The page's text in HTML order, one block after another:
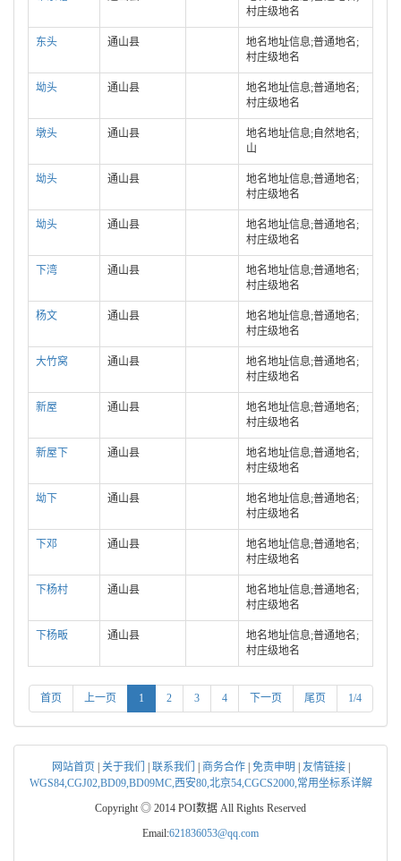
村庄级地名
东头 通山县
地名地址信息;普通地名;
村庄级地名
坳头 通山县
地名地址信息;普通地名;
村庄级地名
墩头 通山县
地名地址信息;自然地名;
山
坳头 通山县
地名地址信息;普通地名;
村庄级地名
坳头 通山县
地名地址信息;普通地名;
村庄级地名
下湾 通山县
地名地址信息;普通地名;
村庄级地名
杨文 通山县
地名地址信息;普通地名;
村庄级地名
大竹窝 通山县
地名地址信息;普通地名;
村庄级地名
新屋 通山县
地名地址信息;普通地名;
村庄级地名
新屋下 通山县
地名地址信息;普通地名;
村庄级地名
坳下 通山县
地名地址信息;普通地名;
村庄级地名
下邓 通山县
地名地址信息;普通地名;
村庄级地名
下杨村 通山县
地名地址信息;普通地名;
村庄级地名
下杨畈 通山县
地名地址信息;普通地名;
村庄级地名
首页 上一页 1 2 3 4 下一页 尾页 1/4
网站首页 关于我们 联系我们 商务合作| 免责申明 友情链接|
WGS84,CGJ02,BD09,BD09MC,西安80,北京54,CGCS2000,常用坐标系详解
Copyright ◎ 2014 POI数据 All Rights Reserved
Email:621836053@qq.com